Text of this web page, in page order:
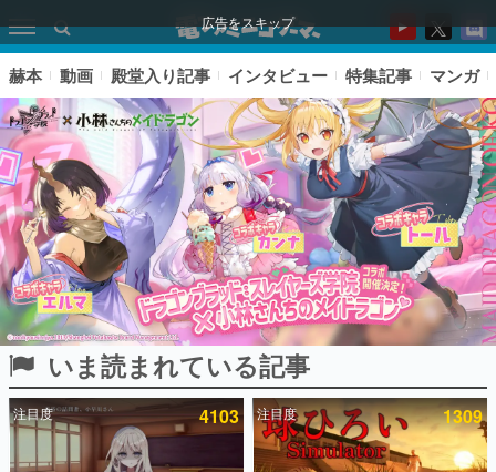
広告をスキップ
ピックアップ
電ファミのいま読まれている記事ランキング
赫本 動画 殿堂入り記事 インタビュー 特集記事 マンガ
いま読まれている記事
注目度 4103 注目度 1309